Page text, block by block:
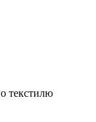
текстилю